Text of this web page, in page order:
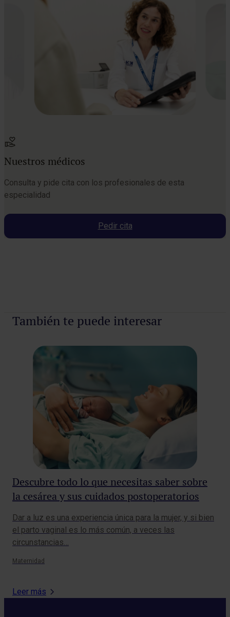
Nuestros médicos
Consulta y pide cita con los profesionales de esta
especialidad
Pedir cita
Pedir cita
También te puede interesar
Descubre todo lo que necesitas saber sobre
la cesárea y sus cuidados postoperatorios
Dar a luz es una experiencia única para la mujer, y si bien
el parto vaginal es lo más común, a veces las
circunstancias…
Maternidad
Leer más